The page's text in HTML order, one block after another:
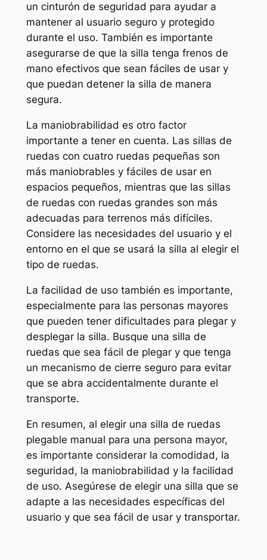
un cinturón de seguridad para ayudar a
mantener al usuario seguro y protegido
durante el uso. También es importante
asegurarse de que la silla tenga frenos de
mano efectivos que sean fáciles de usar y
que puedan detener la silla de manera
segura.
La maniobrabilidad es otro factor
importante a tener en cuenta. Las sillas de
ruedas con cuatro ruedas pequeñas son
más maniobrables y fáciles de usar en
espacios pequeños, mientras que las sillas
de ruedas con ruedas grandes son más
adecuadas para terrenos más difíciles.
Considere las necesidades del usuario y el
entorno en el que se usará la silla al elegir el
tipo de ruedas.
La facilidad de uso también es importante,
especialmente para las personas mayores
que pueden tener dificultades para plegar y
desplegar la silla. Busque una silla de
ruedas que sea fácil de plegar y que tenga
un mecanismo de cierre seguro para evitar
que se abra accidentalmente durante el
transporte.
En resumen, al elegir una silla de ruedas
plegable manual para una persona mayor,
es importante considerar la comodidad, la
seguridad, la maniobrabilidad y la facilidad
de uso. Asegúrese de elegir una silla que se
adapte a las necesidades específicas del
usuario y que sea fácil de usar y transportar.